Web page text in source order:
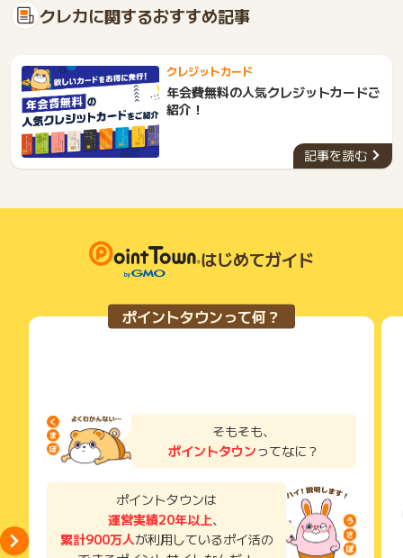
▼提携カード一覧
https://www.lifecard.co.jp/card/credit/partnership/
※同一IPからの2回目以降のお申込み
※不備・不正・虚偽・重複・いたずら・キャンセル
※その他お申込内容に不備がある場合
【お問い合わせ必要情報】
★申込番号
・申込者氏名
※ポイントに関するお問い合わせは、ポイントタウンのサポート
までお問い合わせください。ポイントについて、広告主に直接
・他のポイントサイトや比較サイト、検索サイトなどを経由し
て一度でも同サービス・お買い物を利用されたことがある場合
サービス・お買い物利用時にお電話など2つ以上の申し込み方
法がある場合、必ずサイト上のWEBフォームからお申し込みく
ださい。
各サービス・お買い物に掲載されている獲得条件を必ずよくお
読みください。
了などのメールは、ポイント獲得するまで必ず保管してくださ
獲得待ち・獲得失敗の状態でお問い合わせされる際に、該当の
メールを送っていただく場合がございます。
そのため、紛失・破棄された場合は対応いたしかねますので、
(※) SafariやChromeなどwebサイトを表示するアプリのこと
広告主が運営しているサービスの都合もしくは会員様の都合で
商品の交換や一部でもキャンセルされた場合、ポイントが無効
各サービス・お買い物の獲得ポイントや獲得条件、キャンペー
ン期間が予告なしに変更される場合がございますが、ご利用さ
れた時点の条件が適用されます。
条件を達成しているかどうかは各広告主ではなく、代理店が行
っているため、広告主はポイントに関する詳細を把握しており
ません。
そのため、ポイントタウンのポイントに関するお問い合わせを
得できませんので、ご注意くださいませ。
クレカに関するおすすめ記事
クレジットカード
年会費無料の人気クレジットカードご
紹介！
記事を読む
はじめてガイド
ポイントタウンって何？
そもそも、
ポイントタウンってなに？
ポイントタウンは
運営実績20年以上、
累計900万人が利用しているポイ活の